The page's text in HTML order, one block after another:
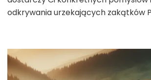
odkrywania urzekających zakątków